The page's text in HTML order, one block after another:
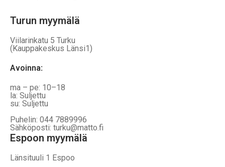
Turun myymälä
Viilarinkatu 5 Turku
(Kauppakeskus Länsi1)
Avoinna:
ma – pe: 10–18
la: Suljettu
su: Suljettu
Puhelin: 044 7889996
Sähköposti: turku@matto.fi
Espoon myymälä
Länsituuli 1 Espoo